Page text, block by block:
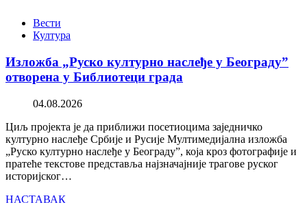
Вести
Култура
Изложба „Руско културно наслеђе у Београду”
отворена у Библиотеци града
04.08.2026
Циљ пројекта је да приближи посетиоцима заједничко
културно наслеђе Србије и Русије Мултимедијална изложба
„Руско културно наслеђе у Београду”, која кроз фотографије и
пратеће текстове представља најзначајније трагове руског
историјског…
НАСТАВАК